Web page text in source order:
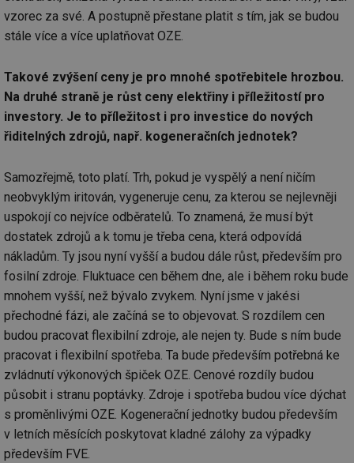
vzorec za své. A postupně přestane platit s tím, jak se budou
stále více a více uplatňovat OZE.
Takové zvýšení ceny je pro mnohé spotřebitele hrozbou.
Na druhé straně je růst ceny elektřiny i příležitostí pro
investory. Je to příležitost i pro investice do nových
řiditelných zdrojů, např. kogeneračních jednotek?
Samozřejmě, toto platí. Trh, pokud je vyspělý a není ničím
neobvyklým iritován, vygeneruje cenu, za kterou se nejlevněji
uspokojí co nejvíce odběratelů. To znamená, že musí být
dostatek zdrojů a k tomu je třeba cena, která odpovídá
nákladům. Ty jsou nyní vyšší a budou dále růst, především pro
fosilní zdroje. Fluktuace cen během dne, ale i během roku bude
mnohem vyšší, než bývalo zvykem. Nyní jsme v jakési
přechodné fázi, ale začíná se to objevovat. S rozdílem cen
budou pracovat flexibilní zdroje, ale nejen ty. Bude s ním bude
pracovat i flexibilní spotřeba. Ta bude především potřebná ke
zvládnutí výkonových špiček OZE. Cenové rozdíly budou
působit i stranu poptávky. Zdroje i spotřeba budou více dýchat
s proměnlivými OZE. Kogenerační jednotky budou především
v letních měsících poskytovat kladné zálohy za výpadky
především FVE.